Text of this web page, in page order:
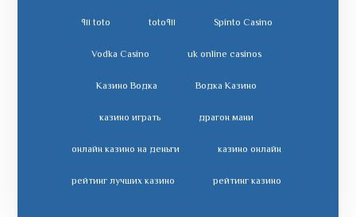
Spinto Casino toto٩١١ toto ٩١١
uk online casinos
Vodka Casino
Водка Казино
Казино Водка
драгон мани
казино играть
казино онлайн
онлайн казино на деньги
рейтинг казино
рейтинг лучших казино